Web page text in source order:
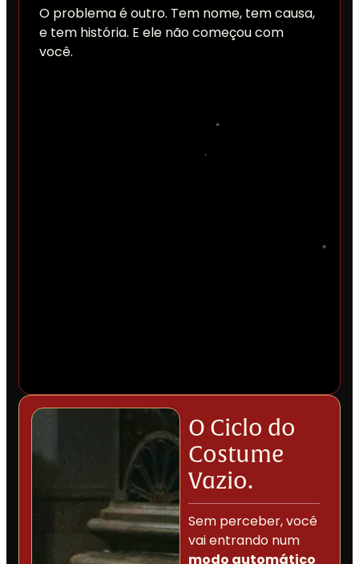
O problema é outro. Tem nome, tem causa,
e tem história. E ele não começou com
você.
O Ciclo do
Costume
Vazio.
Sem perceber, você
vai entrando num
modo automático
QUERO VIVER
A SANTA MISSA